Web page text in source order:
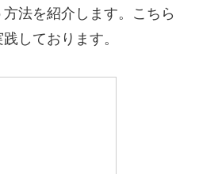
法を紹介します。こちら
しております。